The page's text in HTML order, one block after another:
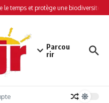
temps et protège une biodiversité
Parcou
rir